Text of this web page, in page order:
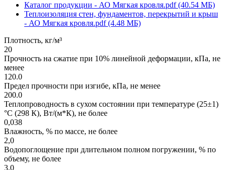
Каталог продукции - АО Мягкая кровля.pdf (40.54 МБ)
Теплоизоляция стен, фундаментов, перекрытий и крыш
- АО Мягкая кровля.pdf (4.48 МБ)
Плотность, кг/м³
20
Прочность на сжатие при 10% линейной деформации, кПа, не
менее
120.0
Предел прочности при изгибе, кПа, не менее
200.0
Теплопроводность в сухом состоянии при температуре (25±1)
°С (298 К), Вт/(м*К), не более
0,038
Влажность, % по массе, не более
2,0
Водопоглощение при длительном полном погружении, % по
объему, не более
3,0